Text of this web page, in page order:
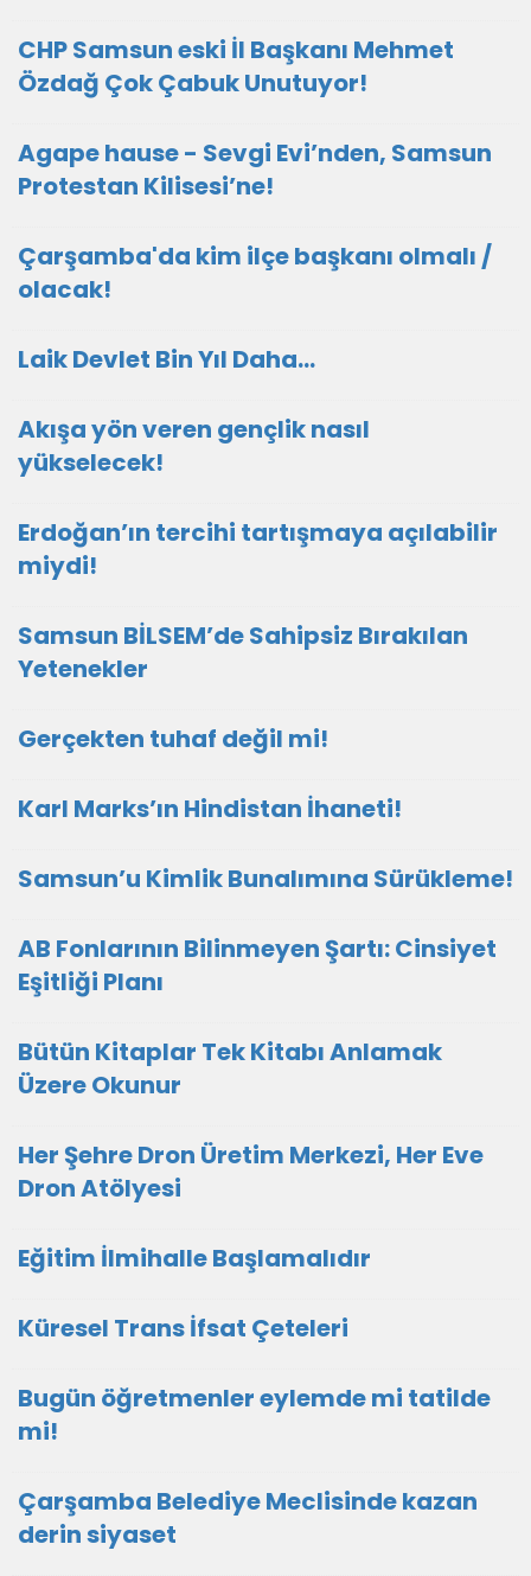
CHP Samsun eski İl Başkanı Mehmet
Özdağ Çok Çabuk Unutuyor!
Agape hause - Sevgi Evi’nden, Samsun
Protestan Kilisesi’ne!
Çarşamba'da kim ilçe başkanı olmalı /
olacak!
Laik Devlet Bin Yıl Daha…
Akışa yön veren gençlik nasıl
yükselecek!
Erdoğan’ın tercihi tartışmaya açılabilir
miydi!
Samsun BİLSEM’de Sahipsiz Bırakılan
Yetenekler
Gerçekten tuhaf değil mi!
Karl Marks’ın Hindistan İhaneti!
Samsun’u Kimlik Bunalımına Sürükleme!
AB Fonlarının Bilinmeyen Şartı: Cinsiyet
Eşitliği Planı
Bütün Kitaplar Tek Kitabı Anlamak
Üzere Okunur
Her Şehre Dron Üretim Merkezi, Her Eve
Dron Atölyesi
Eğitim İlmihalle Başlamalıdır
Küresel Trans İfsat Çeteleri
Bugün öğretmenler eylemde mi tatilde
mi!
Çarşamba Belediye Meclisinde kazan
derin siyaset